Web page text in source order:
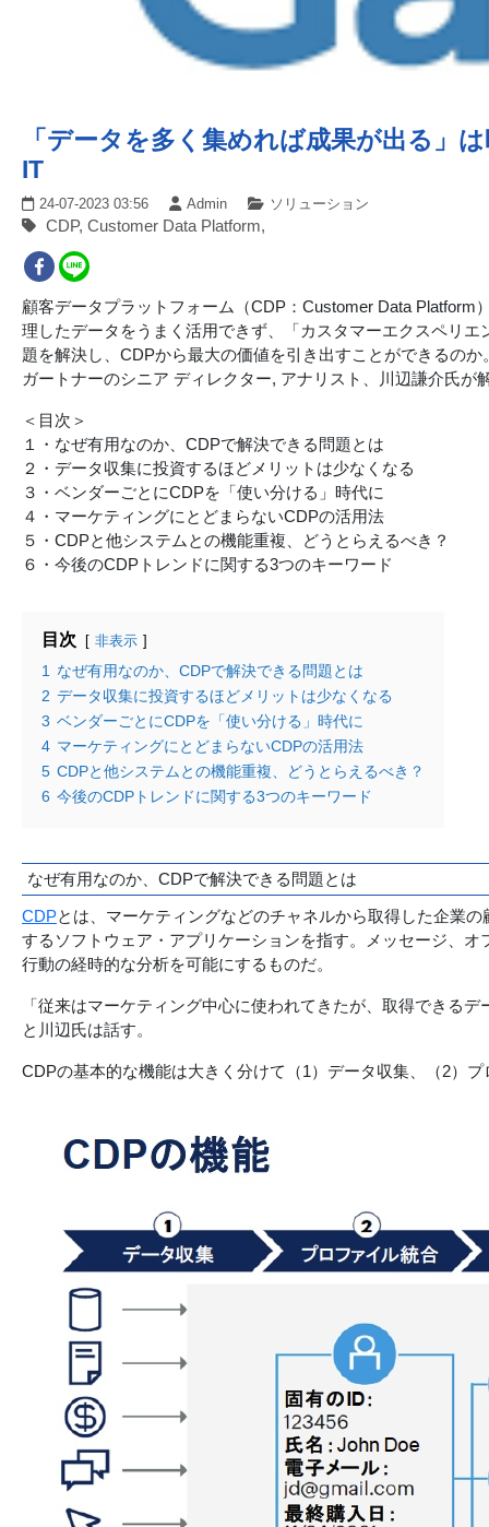
「データを多く集めれば成果が出る」
IT
24-07-2023 03:56 Admin ソリューション
CDP, Customer Data Platform,
顧客データプラットフォーム（CDP：Customer Data
理したデータをうまく活用できず、「カスタマーエクスペリ
題を解決し、CDPから最大の価値を引き出すことができるの
ガートナーのシニア ディレクター, アナリスト、川辺謙介氏
＜目次＞
１・なぜ有用なのか、CDPで解決できる問題とは
２・データ収集に投資するほどメリットは少なくなる
３・ベンダーごとにCDPを「使い分ける」時代に
４・マーケティングにとどまらないCDPの活用法
５・CDPと他システムとの機能重複、どうとらえるべき？
６・今後のCDPトレンドに関する3つのキーワード
目次 非表示
1
なぜ有用なのか、CDPで解決できる問題とは
2 データ収集に投資するほどメリットは少なくなる
3 ベンダーごとにCDPを「使い分ける」時代に
4 マーケティングにとどまらないCDPの活用法
5 CDPと他システムとの機能重複、どうとらえるべき？
6 今後のCDPトレンドに関する3つのキーワード
なぜ有用なのか、CDPで解決できる問題とは
CDPとは、マーケティングなどのチャネルから取得した企業
するソフトウェア・アプリケーションを指す。メッセージ、
行動の経時的な分析を可能にするものだ。
「従来はマーケティング中心に使われてきたが、取得できる
と川辺氏は話す。
CDPの基本的な機能は大きく分けて（1）データ収集、（2）